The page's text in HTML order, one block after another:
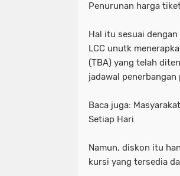
Penurunan harga
Hal itu sesuai
LCC unutk
(TBA) yang telah
jadawal
Baca juga:
Setiap Hari
Namun, diskon itu
kursi yang tersedia